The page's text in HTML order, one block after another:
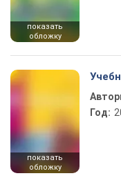
показать
обложку
показать
обложку
Год: